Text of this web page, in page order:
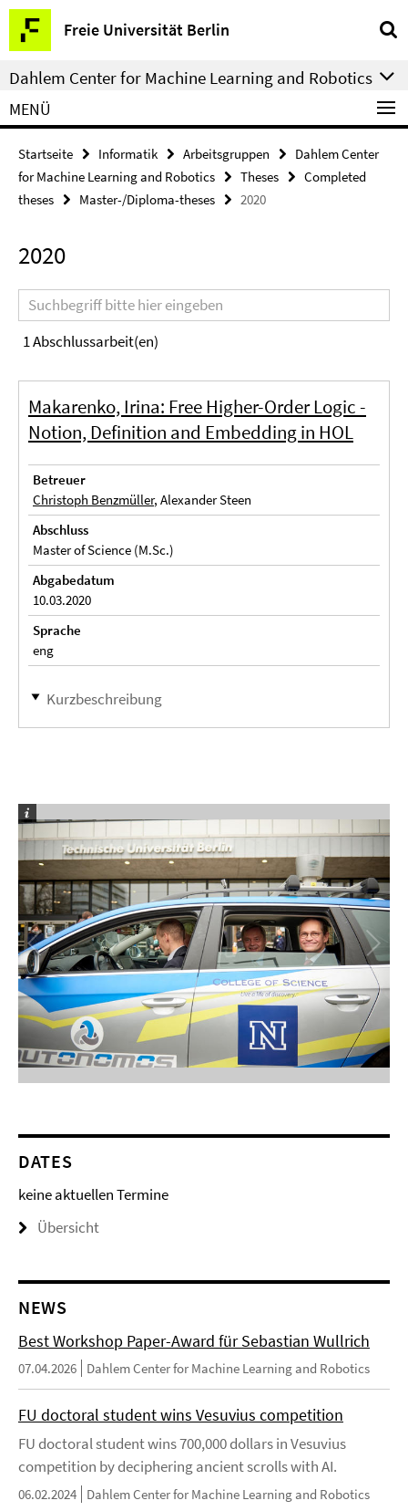
Springe
direkt
zu
Inhalt
Freie Universität Berlin
Service-
Navigation
Dahlem Center for Machine Learning and Robotics
MENÜ
Startseite Informatik Arbeitsgruppen
Dahlem Center
for Machine Learning and Robotics
Theses
Completed
theses
Master-/Diploma-theses 2020
2020
Suchbegriff
1Abschlussarbeit(en)
Makarenko, Irina: Free Higher-Order Logic -
Notion, Definition and Embedding in HOL
Betreuer
Christoph Benzmüller, Alexander Steen
Abschluss
Master of Science (M.Sc.)
Abgabedatum
10.03.2020
Sprache
eng
Kurzbeschreibung
DATES
keine aktuellen Termine
Übersicht
NEWS
Best Workshop Paper-Award für Sebastian Wullrich
07.04.2026 Dahlem Center for Machine Learning and Robotics
FU doctoral student wins Vesuvius competition
FU doctoral student wins 700,000 dollars in Vesuvius
competition by deciphering ancient scrolls with AI.
06.02.2024 Dahlem Center for Machine Learning and Robotics